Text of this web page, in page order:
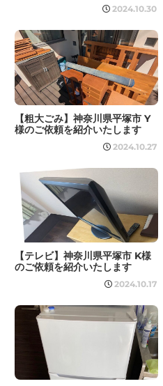
2024.10.30
【粗大ごみ】神奈川県平塚市 Y
様のご依頼を紹介いたします
2024.10.27
【テレビ】神奈川県平塚市 K様
のご依頼を紹介いたします
2024.10.17